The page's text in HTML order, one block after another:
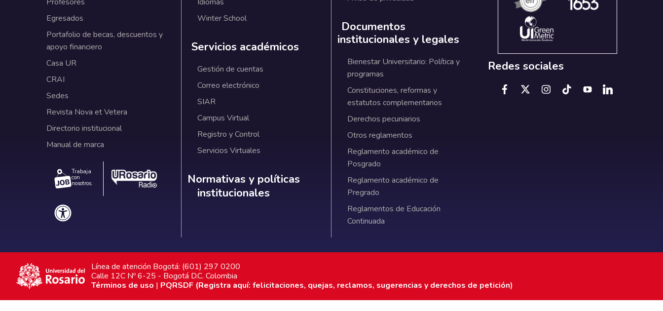
Egresados
Portafolio de becas, descuentos y
apoyo financiero
Casa UR
CRAI
Sedes
Revista Nova et Vetera
Directorio institucional
Manual de marca
Trabaja
con
nosotros.
Winter School
Servicios académicos
Gestión de cuentas
Correo electrónico
SIAR
Campus Virtual
Registro y Control
Servicios Virtuales
Normativas y políticas institucionales
Normativas y políticas
institucionales
Documentos
institucionales y legales
Bienestar Universitario: Política y
programas
Constituciones, reformas y
estatutos complementarios
Derechos pecuniarios
Otros reglamentos
Reglamento académico de
Posgrado
Reglamento académico de
Pregrado
Reglamentos de Educación
Continuada
Redes sociales
Línea de atención Bogotá: (601) 297 0200
Calle 12C Nº 6-25 - Bogotá D.C. Colombia
Términos de uso | PQRSDF (Registra aquí: felicitaciones, quejas, reclamos, sugerencias y derechos de petición)